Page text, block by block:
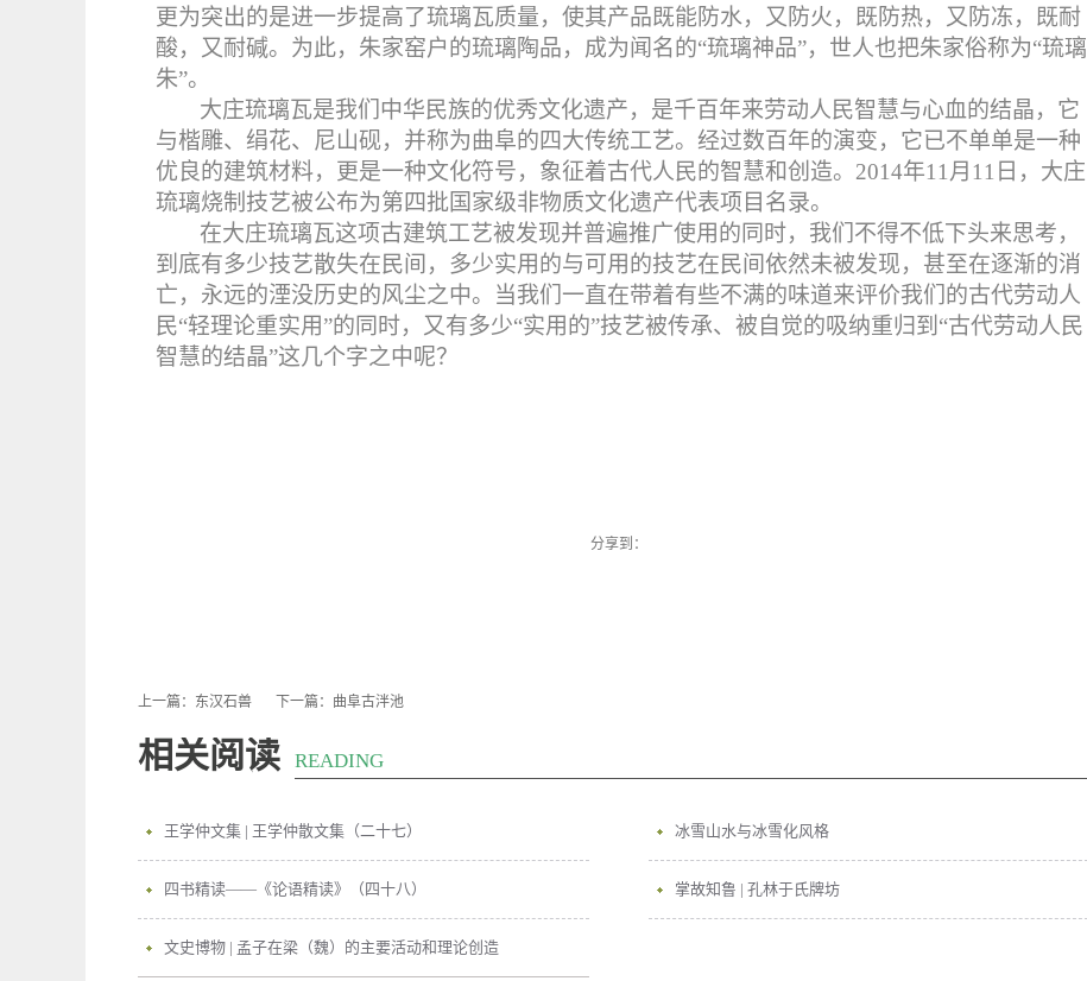
更为突出的是进一步提高了琉璃瓦质量，使其产品既能防水，又防火，既防热，又防冻，既耐
酸，又耐碱。为此，朱家窑户的琉璃陶品，成为闻名的“琉璃神品”，世人也把朱家俗称为“琉璃
朱”。
大庄琉璃瓦是我们中华民族的优秀文化遗产，是千百年来劳动人民智慧与心血的结晶，它
与楷雕、绢花、尼山砚，并称为曲阜的四大传统工艺。经过数百年的演变，它已不单单是一种
优良的建筑材料，更是一种文化符号，象征着古代人民的智慧和创造。 2014年11 月 11 日，大庄
琉璃烧制技艺被公布为第四批国家级非物质文化遗产代表项目名录。
在大庄琉璃瓦这项古建筑工艺被发现并普遍推广使用的同时，我们不得不低下头来思考，
到底有多少技艺散失在民间，多少实用的与可用的技艺在民间依然未被发现，甚至在逐渐的消
亡，永远的湮没历史的风尘之中。当我们一直在带着有些不满的味道来评价我们的古代劳动人
民“轻理论重实用”的同时，又有多少“实用的”技艺被传承、被自觉的吸纳重归到“古代劳动人民
智慧的结晶”这几个字之中呢？
分享到：
上一篇： 东汉石兽 下一篇： 曲阜古泮池
相关阅读 READING
王学仲文集 | 王学仲散文集（二十七） 冰雪山水与冰雪化风格
四书精读——《论语精读》（四十八） 掌故知鲁 | 孔林于氏牌坊
文史博物 | 孟子在梁（魏）的主要活动和理论创造